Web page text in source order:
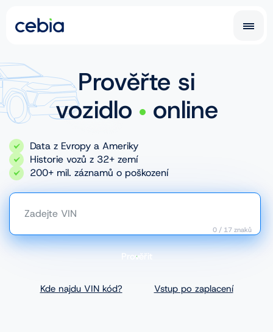
CZ
IT
NL
Prověřte si
vozidlo
online
Data z Evropy a Ameriky
Historie vozů z 32+ zemí
200+ mil. záznamů o poškození
Zadejte VIN
0 / 17 znaků
Prověřit
Kde najdu VIN kód? Vstup po zaplacení